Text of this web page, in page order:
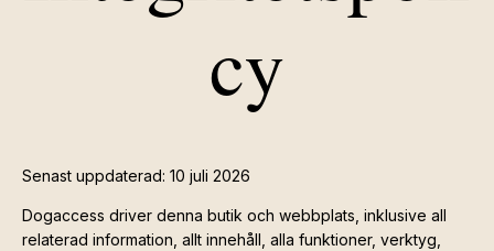
cy
Senast uppdaterad: 10 juli 2026
Dogaccess driver denna butik och webbplats, inklusive all
relaterad information, allt innehåll, alla funktioner, verktyg,